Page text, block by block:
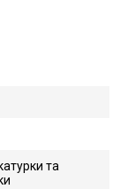
та